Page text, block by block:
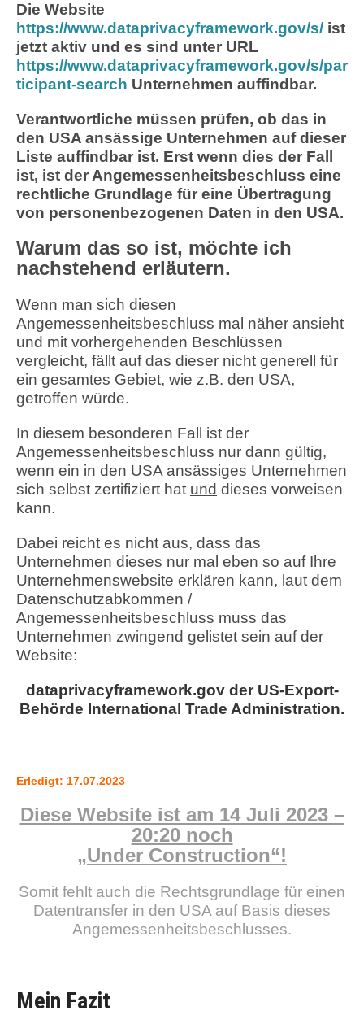
Die Website
https://www.dataprivacyframework.gov/s/ ist
jetzt aktiv und es sind unter URL
https://www.dataprivacyframework.gov/s/par
ticipant-search Unternehmen auffindbar.
Verantwortliche müssen prüfen, ob das in
den USA ansässige Unternehmen auf dieser
Liste auffindbar ist. Erst wenn dies der Fall
ist, ist der Angemessenheitsbeschluss eine
rechtliche Grundlage für eine Übertragung
von personenbezogenen Daten in den USA.
Warum das so ist, möchte ich
nachstehend erläutern.
Wenn man sich diesen
Angemessenheitsbeschluss mal näher ansieht
und mit vorhergehenden Beschlüssen
vergleicht, fällt auf das dieser nicht generell für
ein gesamtes Gebiet, wie z.B. den USA,
getroffen würde.
In diesem besonderen Fall ist der
Angemessenheitsbeschluss nur dann gültig,
wenn ein in den USA ansässiges Unternehmen
sich selbst zertifiziert hat und dieses vorweisen
kann.
Dabei reicht es nicht aus, dass das
Unternehmen dieses nur mal eben so auf Ihre
Unternehmenswebsite erklären kann, laut dem
Datenschutzabkommen /
Angemessenheitsbeschluss muss das
Unternehmen zwingend gelistet sein auf der
Website:
dataprivacyframework.gov der US-Export-
Behörde International Trade Administration.
Erledigt: 17.07.2023
Diese Website ist am 14 Juli 2023 –
20:20 noch
„Under Construction“!
Somit fehlt auch die Rechtsgrundlage für einen
Datentransfer in den USA auf Basis dieses
Angemessenheitsbeschlusses.
Mein Fazit